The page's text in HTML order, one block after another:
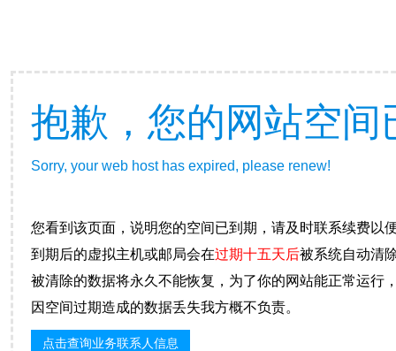
抱歉，您的网站空
Sorry, your web host has expired, please renew!
您看到该页面，说明您的空间已到期，请及时联系续费以
到期后的虚拟主机或邮局会在过期十五天后被系统自动清
被清除的数据将永久不能恢复，为了你的网站能正常运行
因空间过期造成的数据丢失我方概不负责。
点击查询业务联系人信息